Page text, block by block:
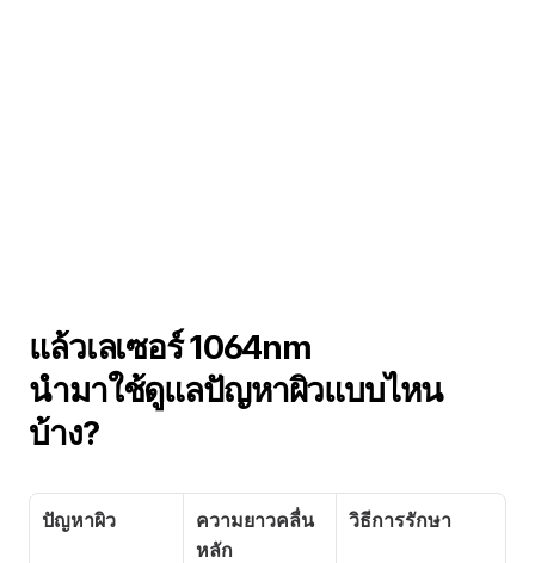
แล้วเลเซอร์ 1064nm
นำมาใช้ดูแลปัญหาผิวแบบไหน
บ้าง?
ปัญหาผิว
ความยาวคลื่น
หลัก
วิธีการรักษา